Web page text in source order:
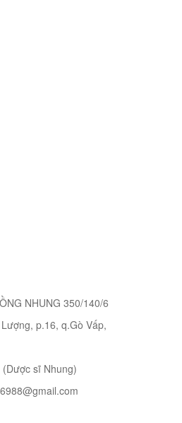
NHUNG 350/140/6
p.16, q.Gò Vấp,
sĩ Nhung)